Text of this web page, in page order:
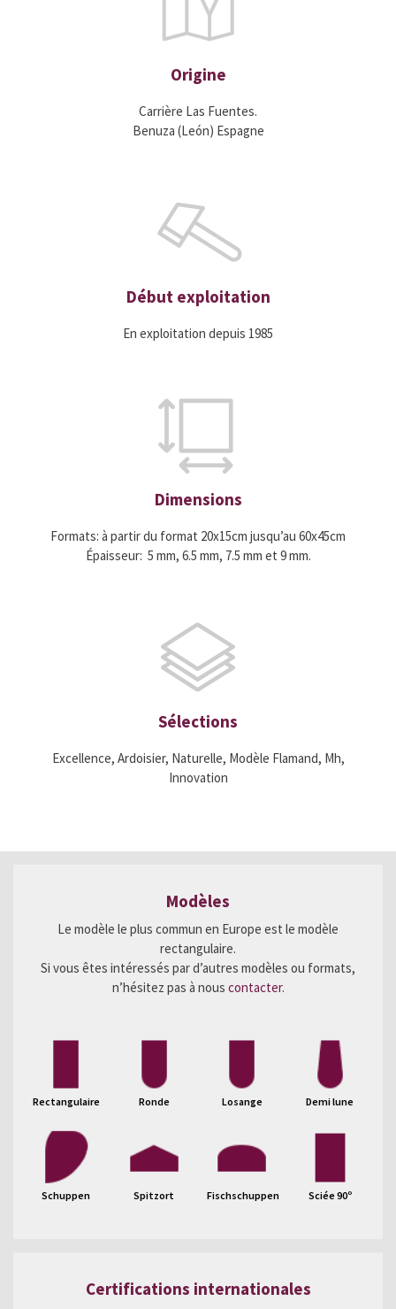
Origine
Carrière Las Fuentes.
Benuza (León) Espagne
Début exploitation
En exploitation depuis 1985
Dimensions
Formats: à partir du format 20x15cm jusqu’au 60x45cm
Épaisseur: 5 mm, 6.5 mm, 7.5 mm et 9 mm.
Sélections
Excellence, Ardoisier, Naturelle, Modèle Flamand, Mh,
Innovation
Modèles
Le modèle le plus commun en Europe est le modèle
rectangulaire.
Si vous êtes intéressés par d’autres modèles ou formats,
n’hésitez pas à nous contacter.
Rectangulaire Ronde Losange Demi lune
Schuppen Spitzort Fischschuppen Sciée 90º
Certifications internationales